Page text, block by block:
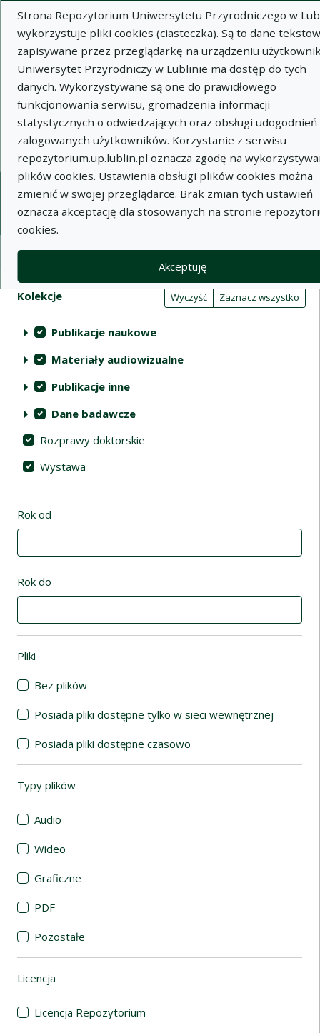
Strona Repozytorium Uniwersytetu Przyrodniczego w
wykorzystuje pliki cookies (ciasteczka). Są to dane
zapisywane przez przeglądarkę na urządzeniu
Uniwersytet Przyrodniczy w Lublinie ma dostęp do tych
danych. Wykorzystywane są one do prawidłowego
funkcjonowania serwisu, gromadzenia informacji
statystycznych o odwiedzających oraz obsługi udogodnień
zalogowanych użytkowników. Korzystanie z serwisu
repozytorium.up.lublin.pl oznacza zgodę na
plików cookies. Ustawienia obsługi plików cookies można
zmienić w swojej przeglądarce. Brak zmian tych ustawień
oznacza akceptację dla stosowanych na stronie
cookies.
Akceptuję
Wyszukaj
Repozytorium Uniwersytetu
Przyrodniczego w Lublinie
Kolekcje
Tabela wyników wyszukiwania
Filtry wyszukiwania (automatyczne
Akcje na kolekcjach Wyczyść Zaznacz wszystko
Kolekcje (automatyczne przeładowanie treści)
Publikacje naukowe
Materiały audiowizualne
Publikacje inne
Dane badawcze
Rozprawy doktorskie
Wystawa
Rok od
Rok do
Pliki
Bez plików
Posiada pliki dostępne tylko w sieci wewnętrznej
Posiada pliki dostępne czasowo
Typy plików
Audio
Wideo
Graficzne
PDF
Pozostałe
Licencja
Licencja Repozytorium